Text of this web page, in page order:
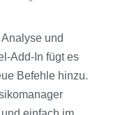
und
Add-In fügt es
Befehle hinzu.